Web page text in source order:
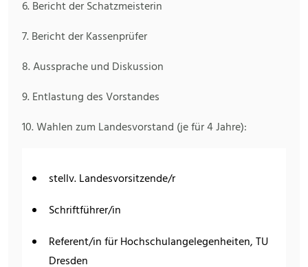
6. Bericht der Schatzmeisterin
7. Bericht der Kassenprüfer
8. Aussprache und Diskussion
9. Entlastung des Vorstandes
10. Wahlen zum Landesvorstand (je für 4 Jahre):
stellv. Landesvorsitzende/r
Schriftführer/in
Referent/in für Hochschulangelegenheiten, TU
Dresden